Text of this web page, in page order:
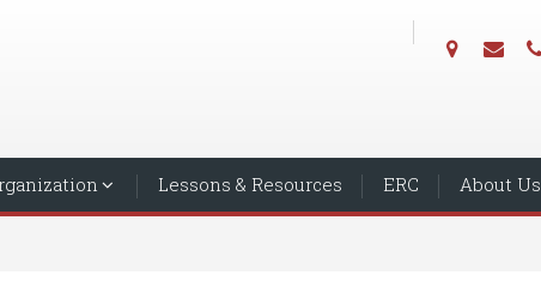
Lessons & Resources ERC About Us